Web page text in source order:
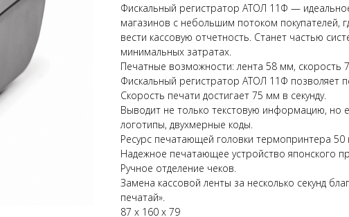
Фискальный регистратор АТОЛ 11Ф —
магазинов с небольшим потоком покупателей,
вести кассовую отчетность. Станет частью
минимальных затратах.
Печатные возможности: лента 58 мм, скорость
Фискальный регистратор АТОЛ 11Ф позволяет
Скорость печати достигает 75 мм в секунду.
Выводит не только текстовую информацию, но
логотипы, двухмерные коды.
Ресурс печатающей головки термопринтера 50
Надежное печатающее устройство японского
Ручное отделение чеков.
Замена кассовой ленты за несколько секунд
печатай».
87 х 160 х 79